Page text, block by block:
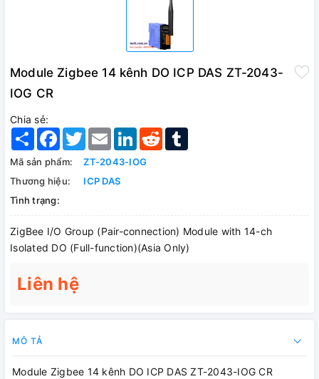
Module Zigbee 14 kênh DO ICP DAS ZT-2043-
IOG CR
Chia sẻ:
Share Facebook
TwitterEmail LinkedInReddit
Mã sản phẩm:
ZT-2043-IOG
Thương hiệu:
ICP DAS
Tình trạng:
ZigBee I/O Group (Pair-connection) Module with 14-ch
Isolated DO (Full-function)(Asia Only)
Liên hệ
MÔ TẢ
Module Zigbee 14 kênh DO ICP DAS ZT-2043-IOG CR